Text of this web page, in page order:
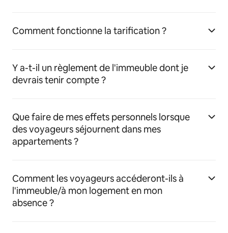
Comment fonctionne la tarification ?
Y a-t-il un règlement de l'immeuble dont je
devrais tenir compte ?
Que faire de mes effets personnels lorsque
des voyageurs séjournent dans mes
appartements ?
Comment les voyageurs accéderont-ils à
l'immeuble/à mon logement en mon
absence ?